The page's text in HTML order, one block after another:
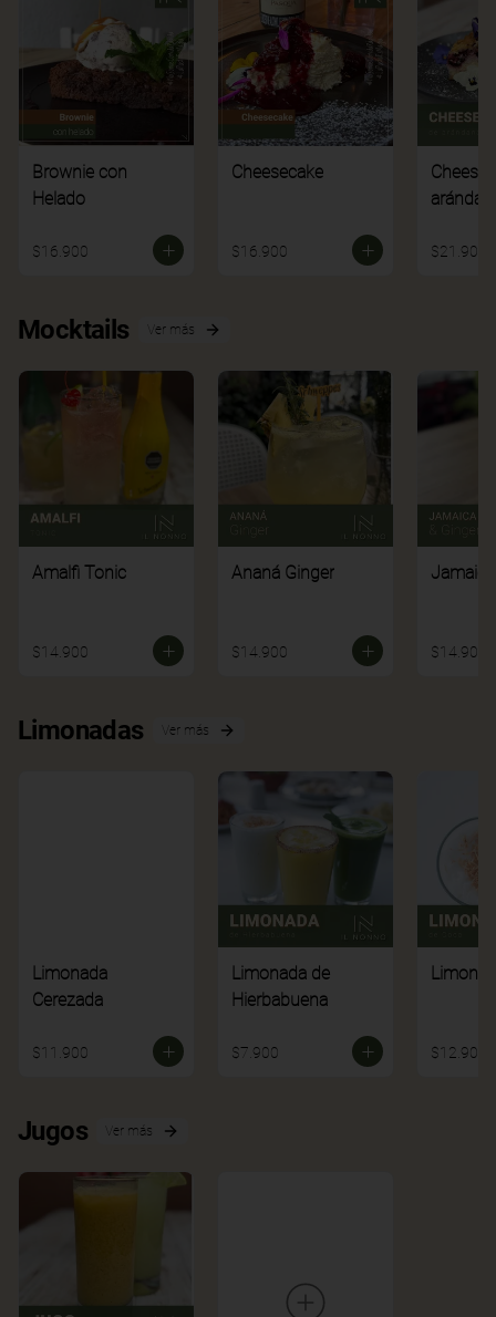
Brownie con
Helado
$16.900
Cheesecake
$16.900 $21.900
Mocktails Ver más
Amalfi Tonic
$14.900
Ananá Ginger
$14.900 $14.900
Limonadas Ver más
Limonada
Cerezada
$11.900
Limonada de
Hierbabuena
$7.900 $12.900
Jugos Ver más